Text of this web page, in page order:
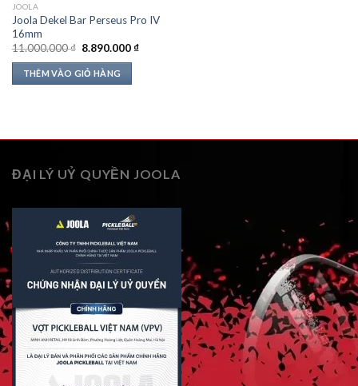
JOOLA
Joola Dekel Bar Perseus Pro IV
16mm
11.000.000₫ Giá
là:
11.000.000 ₫.
8.890.000₫Giá
THÊM VÀO GIỎ HÀNG
ĐẠI LÝ UỶ QUYỀN JOOLA